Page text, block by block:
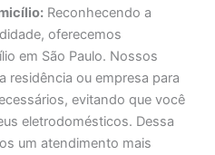
Reconhecendo a
oferecemos
em São Paulo. Nossos
residência ou empresa para
evitando que você
eletrodomésticos. Dessa
um atendimento mais